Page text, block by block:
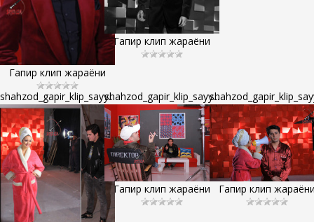
Гапир клип жараёни
Гапир клип жараёни
shahzod_gapir_klip_sayy...shahzod_gapir_klip_sayy...
Гапир клип жараёни Гапир клип